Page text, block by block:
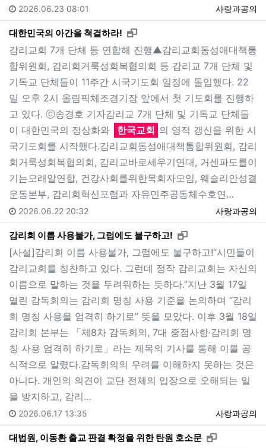
사랑과공의
2026.06.23 08:01
대한민국의 아간을 척결하라! 새창으로 보기
감리교회 7개 단체 등 연합해 진행▲감리교회동성애대책통
합위원회, 감리회거룩성회복협의회 등 감리교 7개 단체 및
기독교 단체들이 11주간 시국기도회 일정에 돌입했다. 22
일 오후 2시 올림픽체조경기장 앞에서 첫 기도회를 진행하
고 있다. ⓒ송경호 기자감리교 7개 단체 및 기독교 단체들
이 대한민국의 정상화와
한국교회 의 영적 갱신을 위한 시
국기도회를 시작했다.감리교회동성애대책통합위원회, 감리
회거룩성회복협의회, 감리교바로세우기연대, 거센파도를이
기는모래알연합, 건강사회를위한목회자모임, 웨슬리안성결
운동본부, 감리회혁신포럼과 자유민주공동체수호연…
사랑과공의
2026.06.22 20:32
감리회 이름 사용불가, 그럼에도 불구하고! 새창으로 보기
[사설]감리회 이름 사용불가, 그럼에도 불구하고!“시민들이
감리교회를 칭찬하고 있다. 그런데 정작 감리교회는 자신의
이름으로 말하는 것을 두려워하는 듯하다.”지난 3월 17일
열린 감독회의는 감리회 명칭 사용 기준을 논의하며 “감리
회 명칭 사용을 엄격히 하기로” 뜻을 모았다. 이후 3월 18일
감리회 본부는 「제8차 감독회의, 7대 중점사항·감리회 명
칭 사용 엄격히 하기로」라는 제목의 기사를 통해 이를 공
식적으로 알렸다.감독회의의 우려를 이해하지 못하는 것은
아니다. 개인의 의견이 교단 전체의 입장으로 오해되는 일
을 방지하고, 감리…
사랑과공의
2026.06.17 13:35
대법원, 이동환 출교 판결 확정을 위한 탄원 호소문 새창으로 보